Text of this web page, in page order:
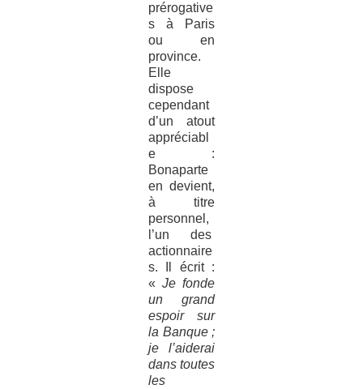
prérogative
s à Paris
ou en
province.
Elle
dispose
cependant
d’un atout
appréciabl
e :
Bonaparte
en devient,
à titre
personnel,
l’un des
actionnaire
s. Il écrit :
«Je fonde
un grand
espoir sur
la Banque ;
je l’aiderai
dans toutes
les